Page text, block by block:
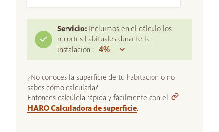
Servicio: Incluimos en el cálculo los
recortes habituales durante la
instalación :
¿No conoces la superficie de tu habitación o no
sabes cómo calcularla?
Entonces calcúlela rápida y fácilmente con el
HARO Calculadora de superficie.